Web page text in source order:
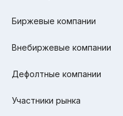
Биржевые компании
Внебиржевые компании
Дефолтные компании
Участники рынка